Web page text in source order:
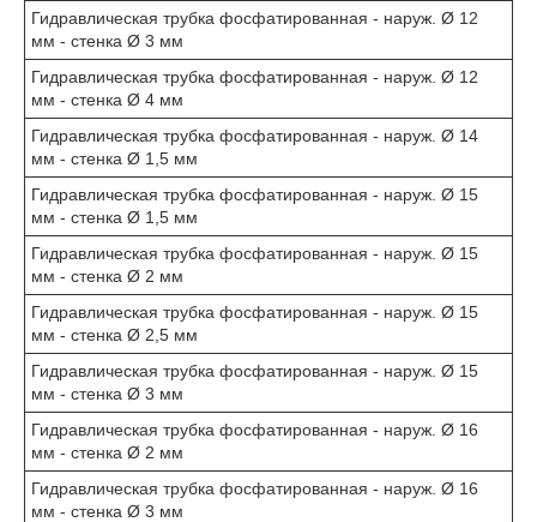
Гидравлическая трубка фосфатированная - наруж. Ø 12
мм - стенка Ø 3 мм
Гидравлическая трубка фосфатированная - наруж. Ø 12
мм - стенка Ø 4 мм
Гидравлическая трубка фосфатированная - наруж. Ø 14
мм - стенка Ø 1,5 мм
Гидравлическая трубка фосфатированная - наруж. Ø 15
мм - стенка Ø 1,5 мм
Гидравлическая трубка фосфатированная - наруж. Ø 15
мм - стенка Ø 2 мм
Гидравлическая трубка фосфатированная - наруж. Ø 15
мм - стенка Ø 2,5 мм
Гидравлическая трубка фосфатированная - наруж. Ø 15
мм - стенка Ø 3 мм
Гидравлическая трубка фосфатированная - наруж. Ø 16
мм - стенка Ø 2 мм
Гидравлическая трубка фосфатированная - наруж. Ø 16
мм - стенка Ø 3 мм